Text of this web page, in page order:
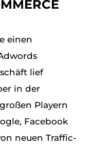
einen
lief
in der
Playern
Facebook
neuen Traffic-